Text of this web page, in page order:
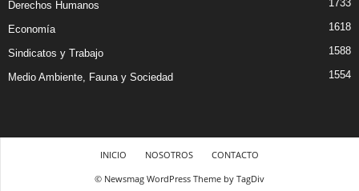
Derechos Humanos 1733
Economía 1618
Sindicatos y Trabajo 1588
Medio Ambiente, Fauna y Sociedad 1554
INICIO NOSOTROS
CONTACTO
© Newsmag WordPress Theme by TagDiv